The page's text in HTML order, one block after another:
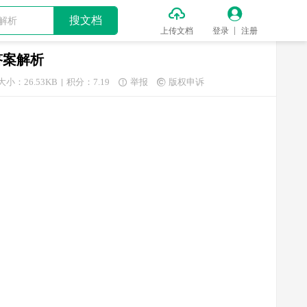
搜文档 
上传文档

登录 注册
解析
小：26.53KB 积分：7.19  举报  版权申诉